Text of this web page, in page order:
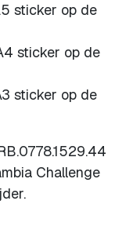
sticker op de
sticker op de
sticker op de
Challenge